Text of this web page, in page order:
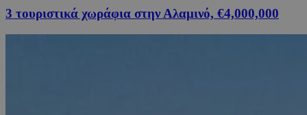
3 τουριστικά χωράφια στην Αλαμινό, €4,000,000